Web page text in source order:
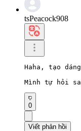
tsPeacock908
Haha, tạo
Mình tự hỏi
0
Viết phản hồi